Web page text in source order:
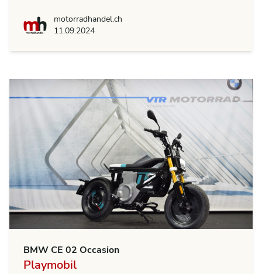
motorradhandel.ch
motorradhandel.ch
11.09.2024
BMW CE 02 Occasion
Playmobil